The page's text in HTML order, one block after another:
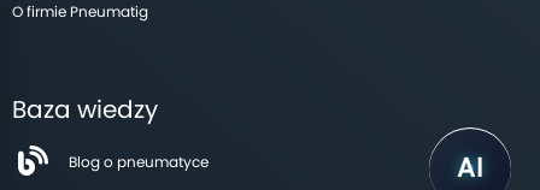
O firmie Pneumatig
Baza wiedzy
Blog o pneumatyce